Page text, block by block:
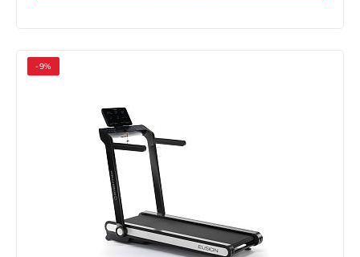
-9%